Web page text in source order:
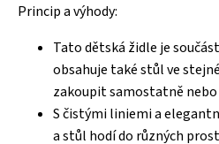
Princip a výhody:
Tato dětská židle je
obsahuje také stůl ve
zakoupit samostatně nebo
S čistými liniemi a
a stůl hodí do různých